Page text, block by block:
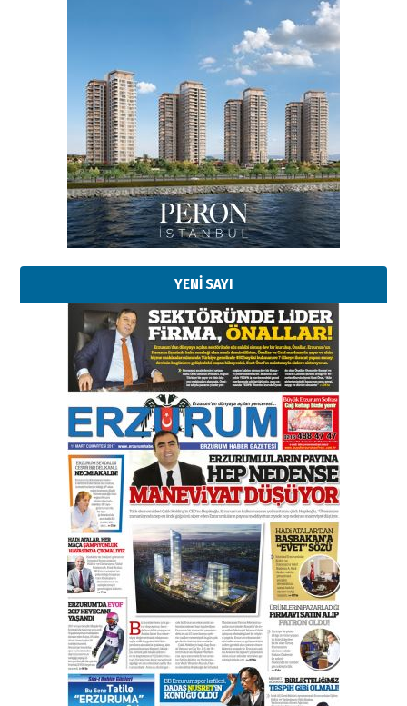
YENİ SAYI
Esat BİNDESEN
Başkan Sekmen’den Erzurum’a
bir vizyon proje daha!
02 Ağustos 2026 Pazar
Kadir SABUNCUOĞLU
Erzurumspor’un köşe taşları
Kenan GÜLERCİ
Murat Şahsuvaroğlu ERKON’da
çıtayı yukarı taşırken,
yönetimdekiler aşağı
çekmemeli!
Orhan BOZKURT
Bir fotoğraf, bir şehir, bir
gazeteci… Dizginler kimin
elinde?
31 Mart 2026 Salı
A. Berhan Yılmaz
BİR BÖLÜM DEĞİL, BİR ÖMÜR
SEÇİYORSUNUZ… “NEDEN
ATATÜRK ÜNİVERSİTESİ?”
28 Temmuz 2026 Salı
Ahmet Gökhan YAZICI
Ahmed Yesevi’den bir Alperen…
”Reisimiz” idi… Hakka yürüdü.!
26 Mart 2026 Perşembe
Cem Bakırcı
Ardında bıraktığı hatıralarıyla
gönül adamı Faruk Terzioğlu!